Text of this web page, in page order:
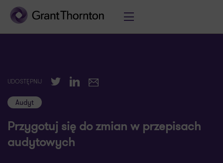
UDOSTĘPNIJ TwitterLinkedIn
E-mail
Audyt
Przygotuj się do zmian w przepisach
audytowych